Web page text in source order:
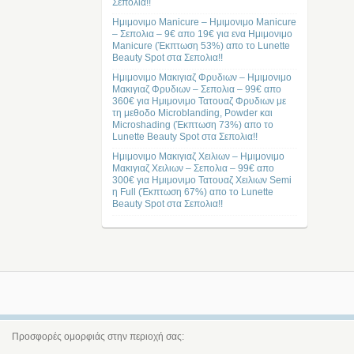
Ημιμονιμο Manicure – Ημιμονιμο Manicure
– Σεπολια – 9€ απο 19€ για ενα Ημιμονιμο
Manicure (Έκπτωση 53%) απο το Lunette
Beauty Spot στα Σεπολια!!
Ημιμονιμο Μακιγιαζ Φρυδιων – Ημιμονιμο
Μακιγιαζ Φρυδιων – Σεπολια – 99€ απο
360€ για Ημιμονιμο Τατουαζ Φρυδιων με
τη μεθοδο Microblanding, Powder και
Microshading (Έκπτωση 73%) απο το
Lunette Beauty Spot στα Σεπολια!!
Ημιμονιμο Μακιγιαζ Χειλιων – Ημιμονιμο
Μακιγιαζ Χειλιων – Σεπολια – 99€ απο
300€ για Ημιμονιμο Τατουαζ Χειλιων Semi
η Full (Έκπτωση 67%) απο το Lunette
Beauty Spot στα Σεπολια!!
Προσφορές ομορφιάς στην περιοχή σας: